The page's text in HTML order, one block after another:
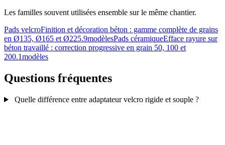
Les familles souvent utilisées ensemble sur le même chantier.
Pads velcroFinition et décoration béton : gamme complète de grains
en Ø135, Ø165 et Ø225.9modèlesPads céramiqueEfface rayure sur
béton travaillé : correction progressive en grain 50, 100 et
200.1modèles
Questions fréquentes
Quelle différence entre adaptateur velcro rigide et souple ?